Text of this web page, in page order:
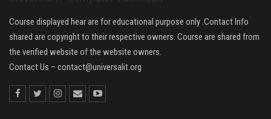
Course displayed hear are for educational purpose only .Contact Info
shared are copyright to their respective owners. Course are shared from
the verified website of the website owners.
Contact Us – contact@universalit.org